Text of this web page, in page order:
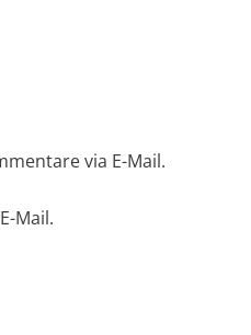
via E-Mail.
Mail.